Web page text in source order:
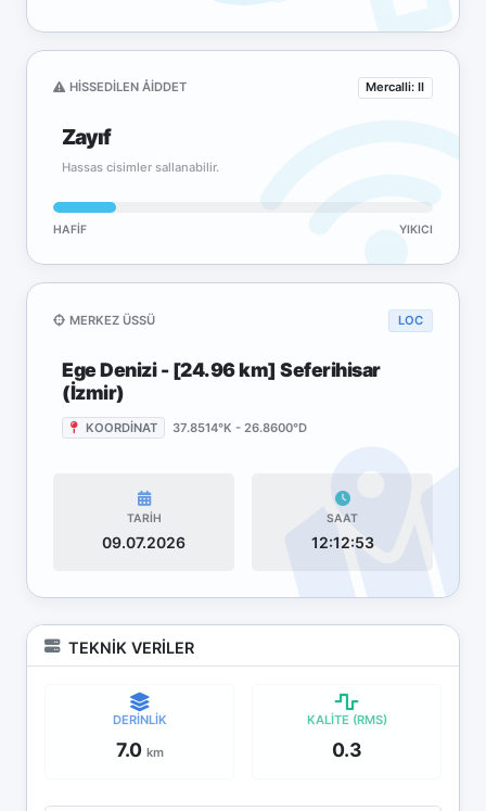
HISSEDILEN ÅIDDET Mercalli: II
Zayıf
Hassas cisimler sallanabilir.
HAFIF YIKICI
MERKEZ ÜSSÜ LOC
Ege Denizi - [24.96 km] Seferihisar
(İzmir)
KOORDİNAT 37.8514°K - 26.8600°D
TARİH
09.07.2026
SAAT
12:12:53
TEKNİK VERİLER
DERİNLİK
7.0 km
KALİTE (RMS)
0.3